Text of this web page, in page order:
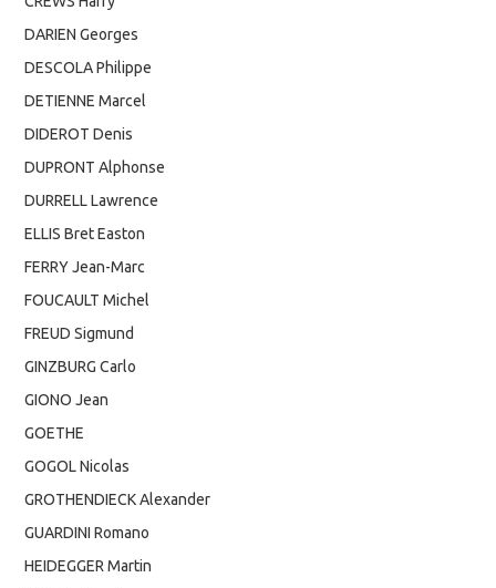
DARIEN Georges
DESCOLA Philippe
DETIENNE Marcel
DIDEROT Denis
DUPRONT Alphonse
DURRELL Lawrence
ELLIS Bret Easton
FERRY Jean-Marc
FOUCAULT Michel
FREUD Sigmund
GINZBURG Carlo
GIONO Jean
GOETHE
GOGOL Nicolas
GROTHENDIECK Alexander
GUARDINI Romano
HEIDEGGER Martin